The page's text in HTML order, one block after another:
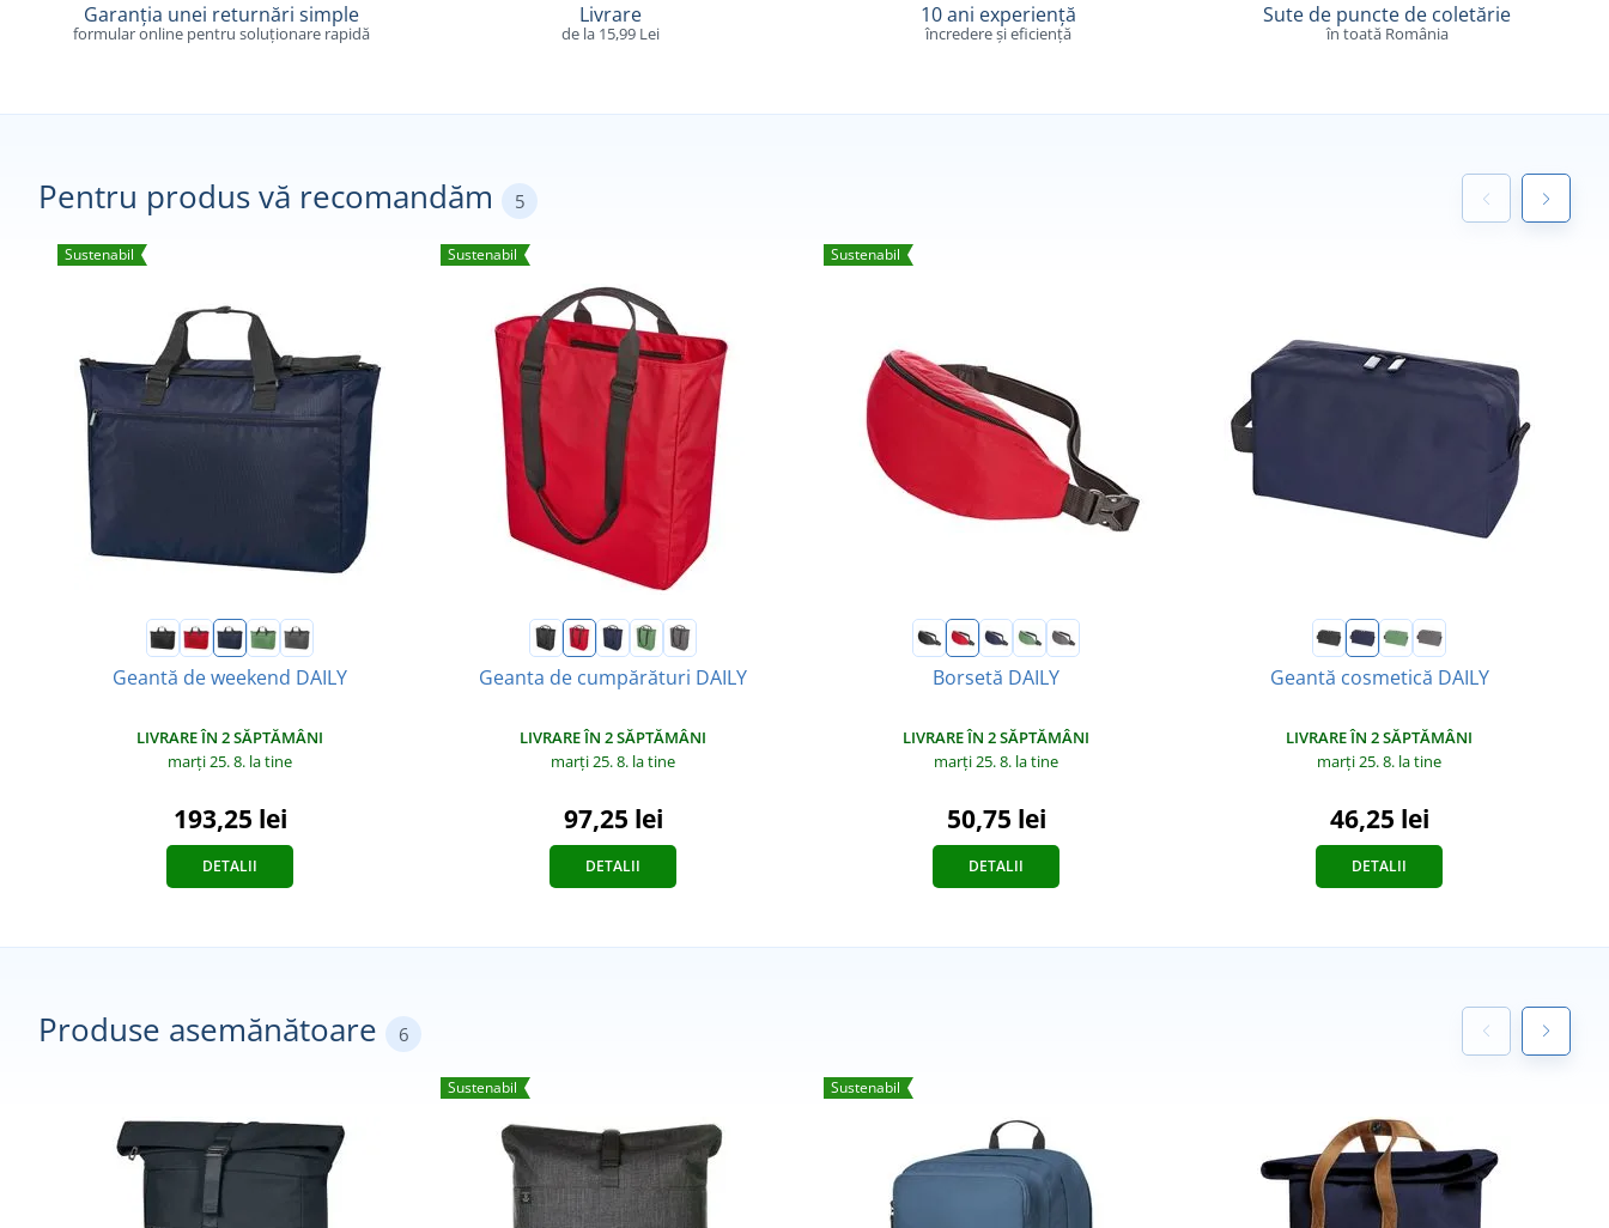
Garanția unei returnări simple
formular online pentru soluționare rapidă
Livrare
de la 15,99 Lei
10 ani experiență
încredere și eficiență
Sute de puncte de coletărie
în toată România
Pentru produs vă recomandăm 5
Sustenabil
Geantă de weekend DAILY
LIVRARE ÎN 2 SĂPTĂMÂNI
marți 25. 8. la tine
193,25 lei
DETALII
Sustenabil
Geanta de cumpărături DAILY
LIVRARE ÎN 2 SĂPTĂMÂNI
marți 25. 8. la tine
97,25 lei
DETALII
Sustenabil
Borsetă DAILY
LIVRARE ÎN 2 SĂPTĂMÂNI
marți 25. 8. la tine
50,75 lei
DETALII
Geantă cosmetică DAILY
LIVRARE ÎN 2 SĂPTĂMÂNI
marți 25. 8. la tine
46,25 lei
DETALII
Produse asemănătoare 6
Sustenabil Sustenabil